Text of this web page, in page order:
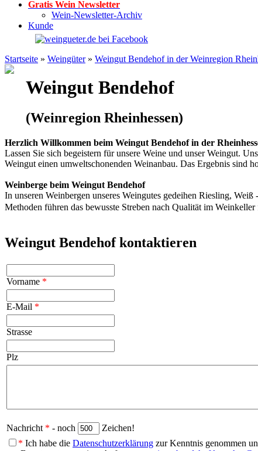
Gratis Wein Newsletter
Wein-Newsletter-Archiv
Kunde
Startseite » Weingüter » Weingut Bendehof in der Weinregion
Weingut Bendehof
(Weinregion Rheinhessen)
Herzlich Willkommen beim Weingut Bendehof in der
Lassen Sie sich begeistern für unsere Weine und unser Weingut.
Weingut einen umweltschonenden Weinanbau. Das Ergebnis sind
Weinberge beim Weingut Bendehof
In unseren Weinbergen unseres Weingutes gedeihen Riesling,
Methoden führen das bewusste Streben nach Qualität im
Weingut Bendehof kontaktieren
Vorname *
E-Mail *
Strasse
Plz
Nachricht * - noch
Zeichen!
* Ich habe die Datenschutzerklärung zur Kenntnis genommen